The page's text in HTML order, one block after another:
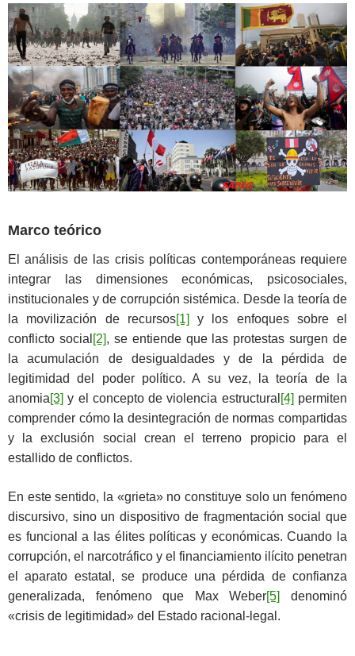
Marco teórico
El análisis de las crisis políticas contemporáneas requiere
integrar las dimensiones económicas, psicosociales,
institucionales y de corrupción sistémica. Desde la teoría de
la movilización de recursos[1]
y los enfoques sobre el
conflicto social [2], se entiende que las protestas surgen de
la acumulación de desigualdades y de la pérdida de
legitimidad del poder político. A su vez, la teoría de la
anomia[3] y el concepto de violencia estructural [4] permiten
comprender cómo la desintegración de normas compartidas
y la exclusión social crean el terreno propicio para el
estallido de conflictos.
En este sentido, la «grieta» no constituye solo un fenómeno
discursivo, sino un dispositivo de fragmentación social que
es funcional a las élites políticas y económicas. Cuando la
corrupción, el narcotráfico y el financiamiento ilícito penetran
el aparato estatal, se produce una pérdida de confianza
generalizada, fenómeno que Max Weber[5]
denominó
«crisis de legitimidad» del Estado racional-legal.